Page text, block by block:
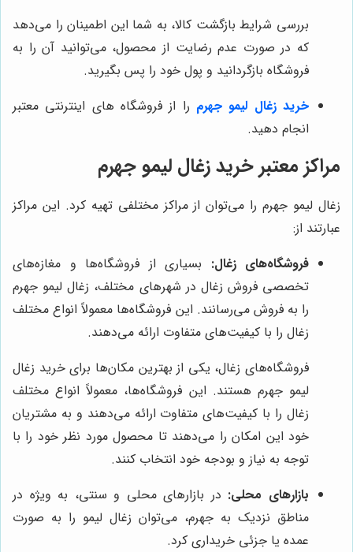
بررسی شرایط بازگشت کالا، به شما این اطمینان را می‌دهد
که در صورت عدم رضایت از محصول، می‌توانید آن را به
فروشگاه بازگردانید و پول خود را پس بگیرید.
خرید زغال لیمو جهرم را از فروشگاه های اینترنتی معتبر
انجام دهید.
مراکز معتبر خرید زغال لیمو جهرم
زغال لیمو جهرم را می‌توان از مراکز مختلفی تهیه کرد. این مراکز
عبارتند از:
فروشگاه‌های زغال: بسیاری از فروشگاه‌ها و مغازه‌های
تخصصی فروش زغال در شهرهای مختلف، زغال لیمو جهرم
را به فروش می‌رسانند. این فروشگاه‌ها معمولاً انواع مختلف
زغال را با کیفیت‌های متفاوت ارائه می‌دهند.
فروشگاه‌های زغال، یکی از بهترین مکان‌ها برای خرید زغال
لیمو جهرم هستند. این فروشگاه‌ها، معمولاً انواع مختلف
زغال را با کیفیت‌های متفاوت ارائه می‌دهند و به مشتریان
خود این امکان را می‌دهند تا محصول مورد نظر خود را با
توجه به نیاز و بودجه خود انتخاب کنند.
بازارهای محلی: در بازارهای محلی و سنتی، به ویژه در
مناطق نزدیک به جهرم، می‌توان زغال لیمو را به صورت
عمده یا جزئی خریداری کرد.